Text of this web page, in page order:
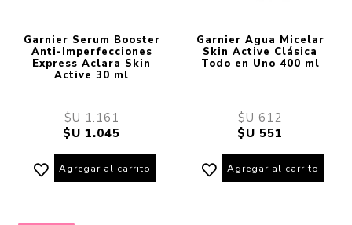
Garnier Serum Booster
Anti-Imperfecciones
Express Aclara Skin
Active 30 ml
$U 1.161
$U 1.045
Agregar al carrito
Garnier Agua Micelar
Skin Active Clásica
Todo en Uno 400 ml
$U 612
$U 551
Agregar al carrito